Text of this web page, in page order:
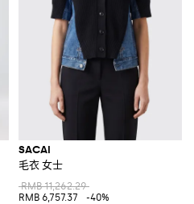
SACAI
毛衣 女士
RMB 11,262.29
RMB 6,757.37
-40%